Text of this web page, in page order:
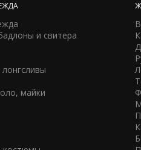
Мужской
WH
Мужская
и свитера
майки